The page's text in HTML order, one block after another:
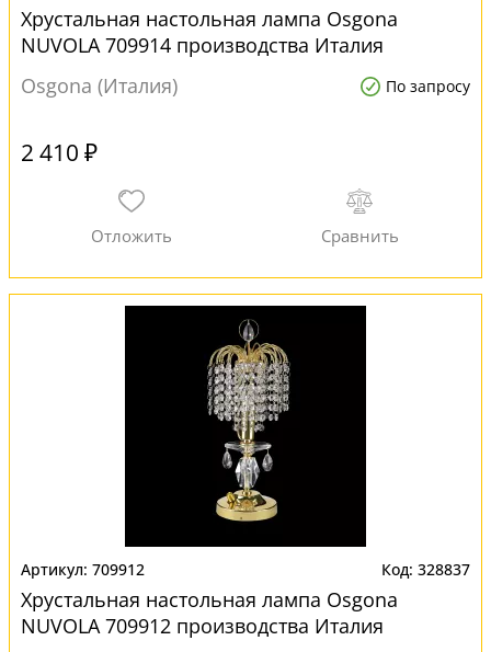
Хрустальная настольная лампа Osgona
NUVOLA 709914 производства Италия
Osgona (Италия)
По запросу
2 410 ₽
709912 328837
Хрустальная настольная лампа Osgona
NUVOLA 709912 производства Италия